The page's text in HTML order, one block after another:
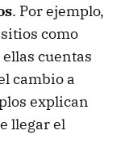
. Por ejemplo,
como
cuentas
cambio a
explican
llegar el